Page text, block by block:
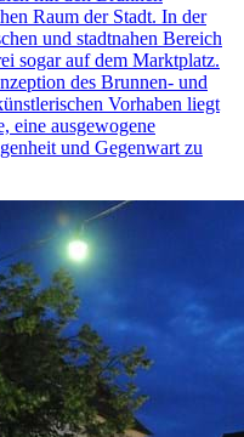
Raum der Stadt. In der
und stadtnahen Bereich
sogar auf dem Marktplatz.
des Brunnen- und
Vorhaben liegt
eine ausgewogene
und Gegenwart zu